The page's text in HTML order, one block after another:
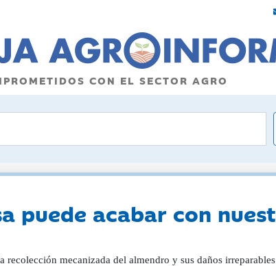
CON EL SECTOR AGRO
puede acabar con
recolección mecanizada del almendro y sus daños